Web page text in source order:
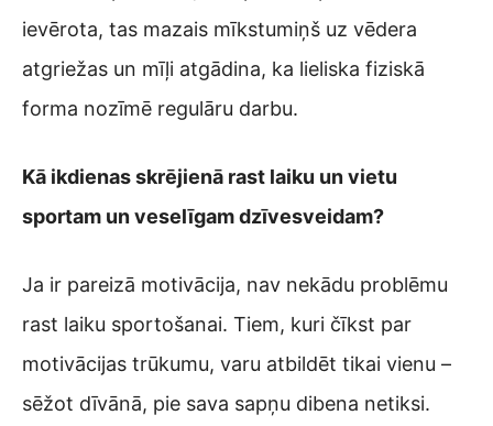
ievērota, tas mazais mīkstumiņš uz vēdera
atgriežas un mīļi atgādina, ka lieliska fiziskā
forma nozīmē regulāru darbu.
Kā ikdienas skrējienā rast laiku un vietu
sportam un veselīgam dzīvesveidam?
Ja ir pareizā motivācija, nav nekādu problēmu
rast laiku sportošanai. Tiem, kuri čīkst par
motivācijas trūkumu, varu atbildēt tikai vienu –
sēžot dīvānā, pie sava sapņu dibena netiksi.